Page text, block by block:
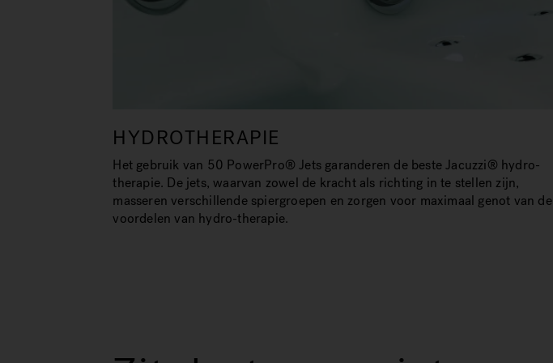
HYDROTHERAPIE
Het gebruik van 50 PowerPro® Jets garanderen de beste Jacuzzi® hydro-
therapie. De jets, waarvan zowel de kracht als richting in te stellen zijn,
masseren verschillende spiergroepen en zorgen voor maximaal genot van de
voordelen van hydro-therapie.